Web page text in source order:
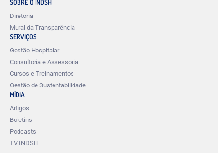
SOBRE O INDSH
Diretoria
Mural da Transparência
SERVIÇOS
Gestão Hospitalar
Consultoria e Assessoria
Cursos e Treinamentos
Gestão de Sustentabilidade
MÍDIA
Artigos
Boletins
Podcasts
TV INDSH